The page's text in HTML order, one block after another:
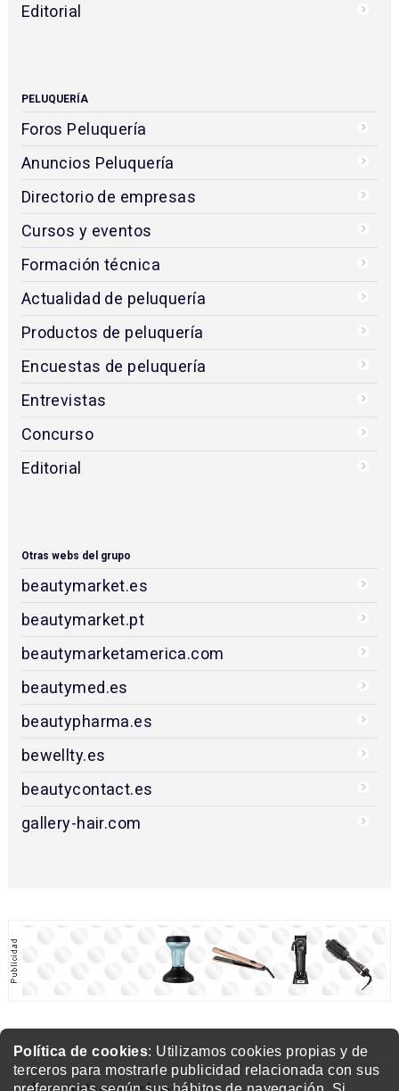
Política de cookies: Utilizamos cookies propias y de
terceros para mostrarle publicidad relacionada con sus
Editorial
PELUQUERÍA
Foros Peluquería
Anuncios Peluquería
Directorio de empresas
Cursos y eventos
Formación técnica
Actualidad de peluquería
Productos de peluquería
Encuestas de peluquería
Entrevistas
Concurso
Editorial
Otras webs del grupo
beautymarket.es
beautymarket.pt
beautymarketamerica.com
beautymed.es
beautypharma.es
bewellty.es
beautycontact.es
gallery-hair.com